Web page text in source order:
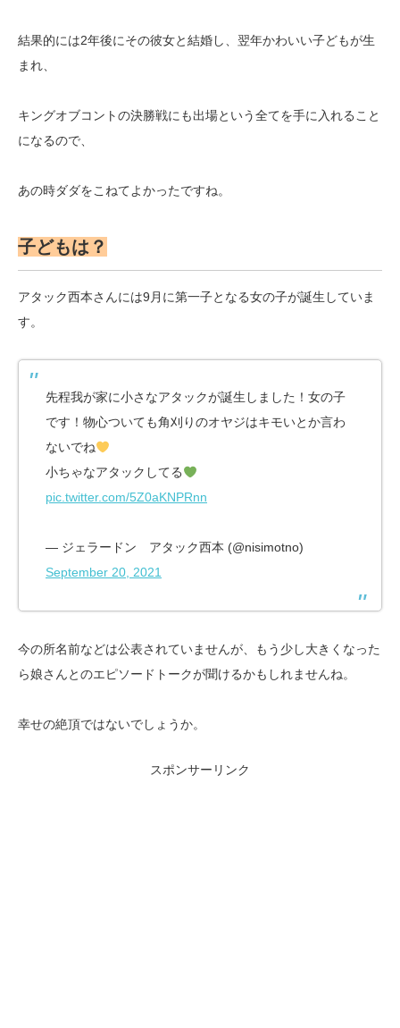
結果的には2年後にその彼女と結婚し、翌年かわいい子どもが生
まれ、
キングオブコントの決勝戦にも出場という全てを手に入れること
になるので、
あの時ダダをこねてよかったですね。
子どもは？
アタック西本さんには9月に第一子となる女の子が誕生していま
す。
先程我が家に小さなアタックが誕生しました！女の子
です！物心ついても角刈りのオヤジはキモいとか言わ
ないでね
小ちゃなアタックしてる
pic.twitter.com/5Z0aKNPRnn
— ジェラードン アタック西本 (@nisimotno)
September 20, 2021
今の所名前などは公表されていませんが、もう少し大きくなった
ら娘さんとのエピソードトークが聞けるかもしれませんね。
幸せの絶頂ではないでしょうか。
スポンサーリンク